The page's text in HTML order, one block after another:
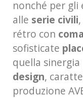
nonché per
alle serie civili
rétro con
sofisticate
quella
design,
produzione